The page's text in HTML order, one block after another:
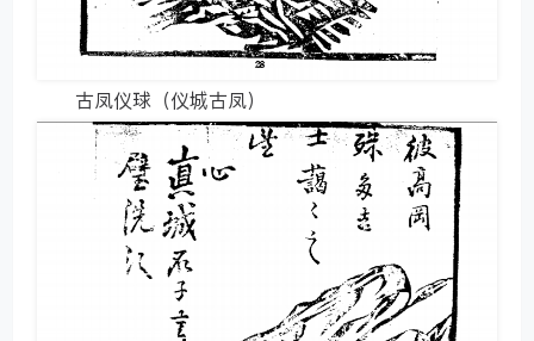
古凤仪球（仪城古凤）